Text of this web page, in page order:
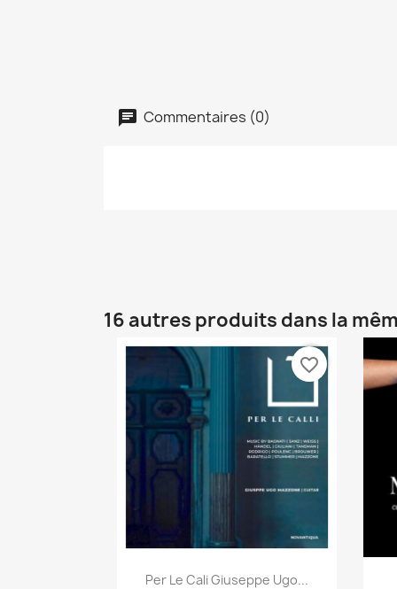
Commentaires (0)
16 autres produits dans la
Aperçu rapide
Per Le Cali Giuseppe Ugo...
favorite_border